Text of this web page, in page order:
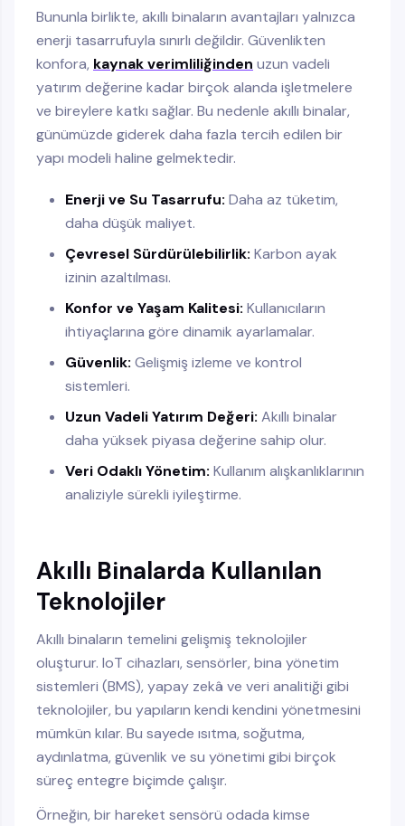
Bununla birlikte, akıllı binaların avantajları yalnızca
enerji tasarrufuyla sınırlı değildir. Güvenlikten
konfora, kaynak verimliliğinden uzun vadeli
yatırım değerine kadar birçok alanda işletmelere
ve bireylere katkı sağlar. Bu nedenle akıllı binalar,
günümüzde giderek daha fazla tercih edilen bir
yapı modeli haline gelmektedir.
Enerji ve Su Tasarrufu: Daha az tüketim,
daha düşük maliyet.
Çevresel Sürdürülebilirlik: Karbon ayak
izinin azaltılması.
Konfor ve Yaşam Kalitesi: Kullanıcıların
ihtiyaçlarına göre dinamik ayarlamalar.
Güvenlik: Gelişmiş izleme ve kontrol
sistemleri.
Uzun Vadeli Yatırım Değeri: Akıllı binalar
daha yüksek piyasa değerine sahip olur.
Veri Odaklı Yönetim: Kullanım alışkanlıklarının
analiziyle sürekli iyileştirme.
Akıllı Binalarda Kullanılan
Teknolojiler
Akıllı binaların temelini gelişmiş teknolojiler
oluşturur. IoT cihazları, sensörler, bina yönetim
sistemleri (BMS), yapay zekâ ve veri analitiği gibi
teknolojiler, bu yapıların kendi kendini yönetmesini
mümkün kılar. Bu sayede ısıtma, soğutma,
aydınlatma, güvenlik ve su yönetimi gibi birçok
süreç entegre biçimde çalışır.
Örneğin, bir hareket sensörü odada kimse